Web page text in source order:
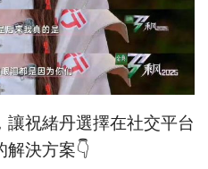
祝緒丹選擇在社交平台
解決方案👇